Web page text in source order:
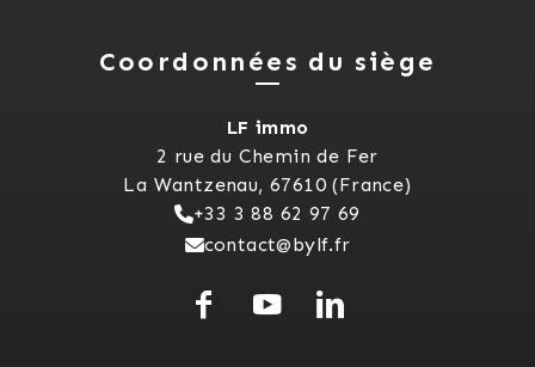
Coordonnées du siège
LF immo
2 rue du Chemin de Fer
La Wantzenau, 67610 (France)
+33 3 88 62 97 69
contact@bylf.fr